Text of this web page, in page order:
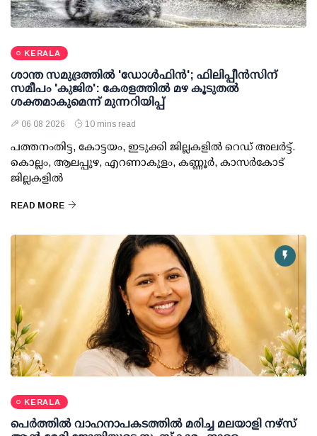
KERALA
ശാന്ത സമുദ്രത്തില്‍ 'ഡോള്‍ഫിന്‍'; ഫിലിപ്പീന്‍സിന്
സമീപം 'കുജിര': കേരളത്തില്‍ മഴ കൂടുതല്‍
ശക്തമാകുമെന്ന് മുന്നറിയിപ്പ്
06 08 2026 10 mins read
പത്തനംതിട്ട, കോട്ടയം, ഇടുക്കി ജില്ലകളില്‍ റെഡ് അലര്‍ട്ട്.
കൊല്ലം, ആലപ്പുഴ, എറണാകുളം, കണ്ണൂര്‍, കാസര്‍കോട്
ജില്ലകളില്‍
READ MORE
KERALA
പെർത്തിൽ വാഹനാപകടത്തിൽ മരിച്ച മലയാളി നഴ്സ്